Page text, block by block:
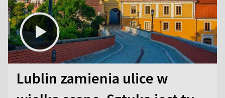
Lublin zamienia ulice w